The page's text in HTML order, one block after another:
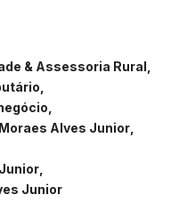
& Assessoria Rural
Alves Junior
Junior